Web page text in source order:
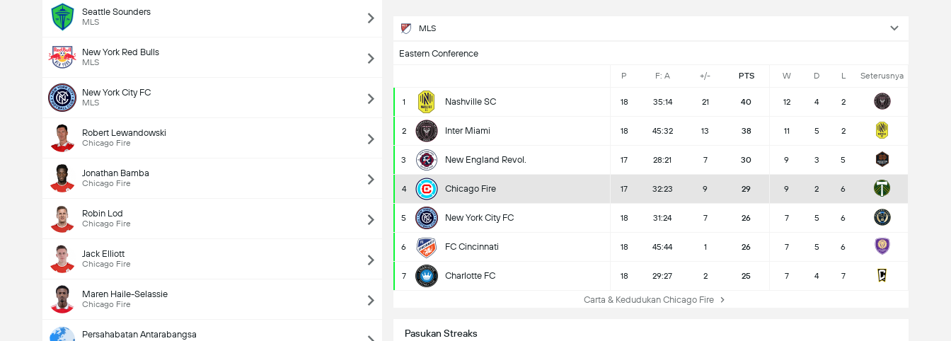
Seattle Sounders
MLS
New York Red Bulls
MLS
New York City FC
MLS
Robert Lewandowski
Chicago Fire
Jonathan Bamba
Chicago Fire
Robin Lod
Chicago Fire
Jack Elliott
Chicago Fire
Maren Haile-Selassie
Chicago Fire
Persahabatan Antarabangsa
MLS
Eastern Conference
P F: A +/- PTS W D L Seterusnya
1 Nashville SC 18 35:14 21 40 12 4 2
2 Inter Miami 18 45:32 13 38 11 5 2
3 New England Revol. 17 28:21 7 30 9 3 5
4 Chicago Fire 17 32:23 9 29 9 2 6
5 New York City FC 18 31:24 7 26 7 5 6
6 FC Cincinnati 18 45:44 1 26 7 5 6
7 Charlotte FC 18 29:27 2 25 7 4 7
Carta & Kedudukan Chicago Fire
Pasukan Streaks